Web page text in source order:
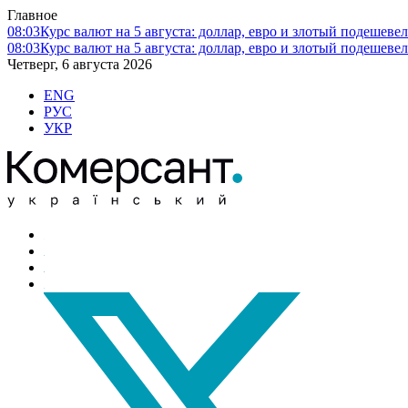
Главное
08:03Курс валют на 5 августа: доллар, евро и злотый
08:03Курс валют на 5 августа: доллар, евро и злотый
Четверг, 6 августа 2026
ENG
РУС
УКР